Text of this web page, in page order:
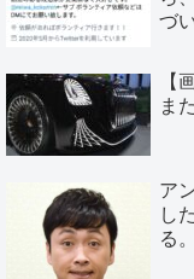
づ
【
ま
ア
し
る